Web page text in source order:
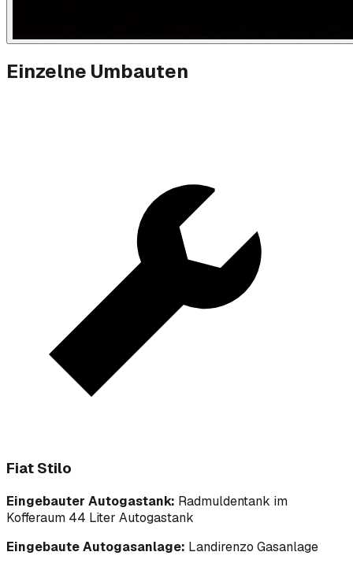
Einzelne Umbauten
Fiat Stilo
Eingebauter Autogastank: Radmuldentank im
Kofferaum 44 Liter Autogastank
Eingebaute Autogasanlage: Landirenzo Gasanlage